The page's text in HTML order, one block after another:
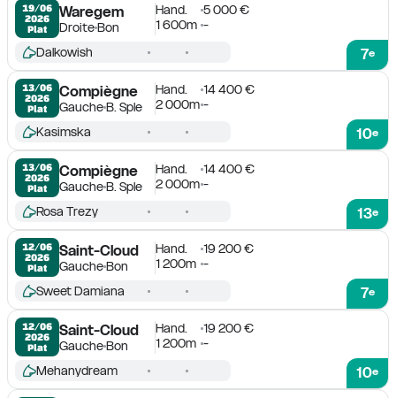
19/06
2026
Plat
Waregem
DroiteBon
Hand.
5 000 €
1 600m -
7e
Dalkowish
13/06
2026
Plat
Compiègne
GaucheB. Sple
Hand.
14 400 €
2 000m -
10e
Kasimska
13/06
2026
Plat
Compiègne
GaucheB. Sple
Hand.
14 400 €
2 000m -
13e
Rosa Trezy
12/06
2026
Plat
Saint-Cloud
GaucheBon
Hand.
19 200 €
1 200m -
7e
Sweet Damiana
12/06
2026
Plat
Saint-Cloud
GaucheBon
Hand.
19 200 €
1 200m -
10e
Mehanydream